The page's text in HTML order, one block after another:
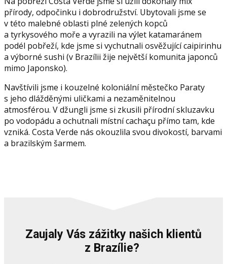
přírody, odpočinku i dobrodružství. Ubytovali jsme se
v této malebné oblasti plné zelených kopců
a tyrkysového moře a vyrazili na výlet katamaránem
podél pobřeží, kde jsme si vychutnali osvěžující caipirinhu
a výborné sushi (v Brazílii žije největší komunita japonců
mimo Japonsko).
Navštívili jsme i kouzelné koloniální městečko Paraty
s jeho dlážděnými uličkami a nezaměnitelnou
atmosférou. V džungli jsme si zkusili přírodní skluzavku
po vodopádu a ochutnali místní cachaçu přímo tam, kde
vzniká. Costa Verde nás okouzlila svou divokostí, barvami
a brazilským šarmem.
Zaujaly Vás zážitky našich klientů
z Brazílie?